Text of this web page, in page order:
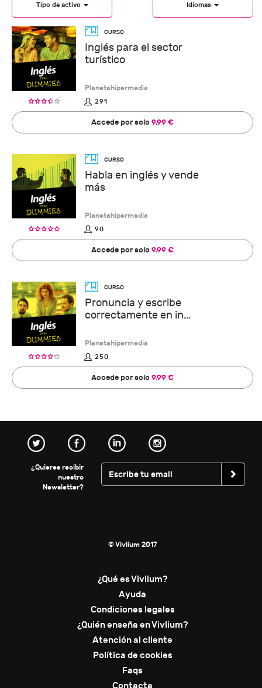
Tipo de activo Idiomas
Inglés para el sector
turístico
Planetahipermedia
291
Accede por solo9.99 €
Habla en inglés y vende
más
Planetahipermedia
90
Accede por solo9.99 €
Pronuncia y escribe
correctamente en in...
Planetahipermedia
250
Accede por solo9.99 €
¿Quieres recibir
nuestro
Newsletter?
© Vivlium 2017
¿Qué es Vivlium?
Ayuda
Condiciones legales
¿Quién enseña en Vivlium?
Atención al cliente
Política de cookies
Faqs
Contacta